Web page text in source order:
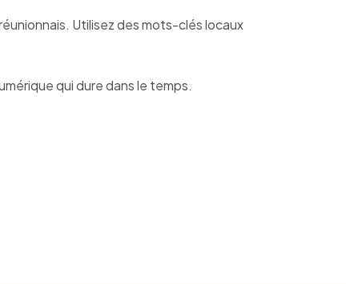
Utilisez des mots-clés locaux
qui dure dans le temps.